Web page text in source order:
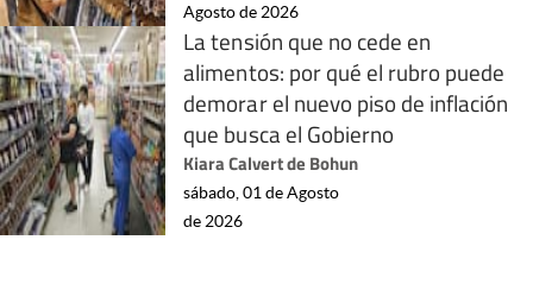
Agosto de 2026
La tensión que no cede en
alimentos: por qué el rubro puede
demorar el nuevo piso de inflación
que busca el Gobierno
Kiara Calvert de Bohun
sábado, 01 de Agosto
de 2026